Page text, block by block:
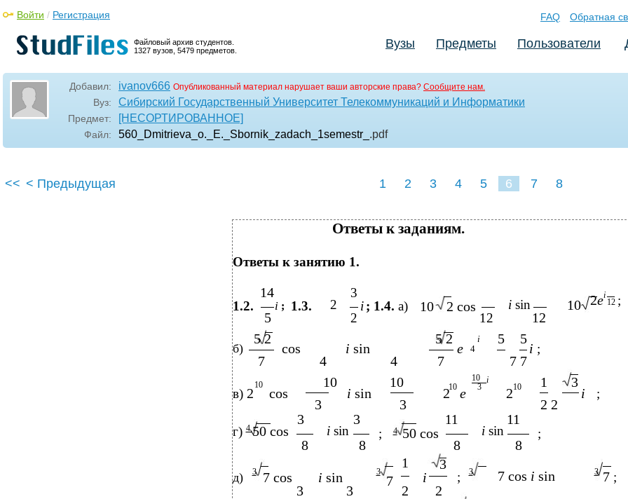
Файловый архив студентов.
1327 вузов, 5479 предметов.
Войти / Регистрация FAQ Обратная
Вузы Предметы Пользователи
Добавил: ivanov666 Опубликованный материал нарушает ваши авторские права? Сообщите нам.
Вуз: Сибирский Государственный Университет Телекоммуникаций и Информатики
Предмет: [НЕСОРТИРОВАННОЕ]
Файл: 560_Dmitrieva_o._E._Sbornik_zadach_1semestr_ .pdf
<< < Предыдущая 1 2 3 4 5 6 7 8
Ответы к заданиям.
Ответы к занятию 1.
14 3 i
2 i sin 10
1.2. i ; 1.3. i ; 1.4. a) 10 2 cos 2e 12 ;
5 2 12 12
i
5 2 5 2 5 5
б) cos i sin e 4 i ;
7 4 4 7 7 7
10 10 10 10 i 1 3
10 3 10
в) 2 cos i sin 2 e 2 i ;
3 3
2 2
3
i sin
3 11
i sin
11
г)450 cos ; 4 50 cos ;
8 8 8
8
1
3
3 3 3 7 cos i sin 3
д) 7 cos i sin i ; 7 ;
7
3 3 2
2